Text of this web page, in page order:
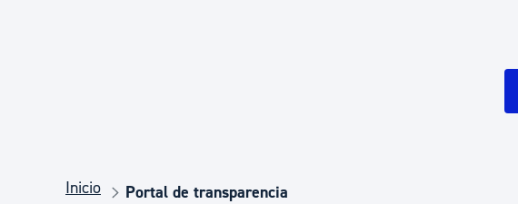
Seguridad ciudadana y emergencias
Inicio Portal de transparencia